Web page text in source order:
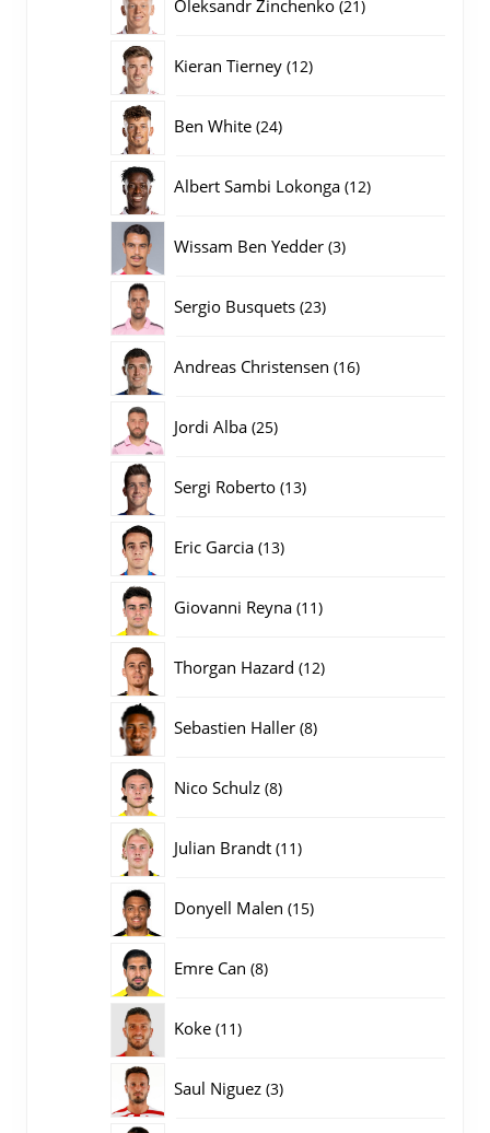
Oleksandr Zinchenko 21
Kieran Tierney 1212
Ben White 2424
Albert Sambi Lokonga 1212
Wissam Ben Yedder 33
Sergio Busquets 2323
Andreas Christensen 1616
Jordi Alba 2525
Sergi Roberto 1313
Eric Garcia 1313
Giovanni Reyna 1111
Thorgan Hazard 1212
Sebastien Haller 88
Nico Schulz 88
Julian Brandt 1111
Donyell Malen 1515
Emre Can 88
Koke 1111
Saul Niguez 33